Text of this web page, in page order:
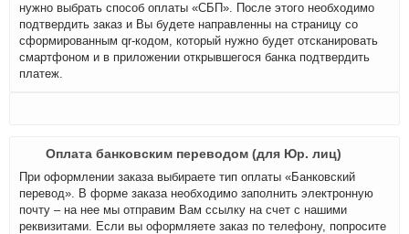
нужно выбрать способ оплаты «СБП». После этого необходимо
подтвердить заказ и Вы будете направленны на страницу со
сформированным qr-кодом, который нужно будет отсканировать
смартфоном и в приложении открывшегося банка подтвердить
платеж.
Оплата банковским переводом (для Юр. лиц)
При оформлении заказа выбираете тип оплаты «Банковский
перевод». В форме заказа необходимо заполнить электронную
почту – на нее мы отправим Вам ссылку на счет с нашими
реквизитами. Если вы оформляете заказ по телефону, попросите